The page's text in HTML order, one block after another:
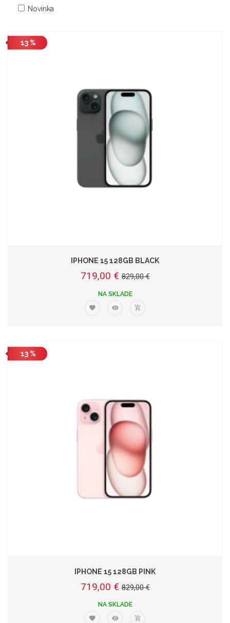
Novinka
13 %
IPHONE 15 128GB BLACK
719,00 € 829,00 €
NA SKLADE
13 %
IPHONE 15 128GB PINK
719,00 € 829,00 €
NA SKLADE